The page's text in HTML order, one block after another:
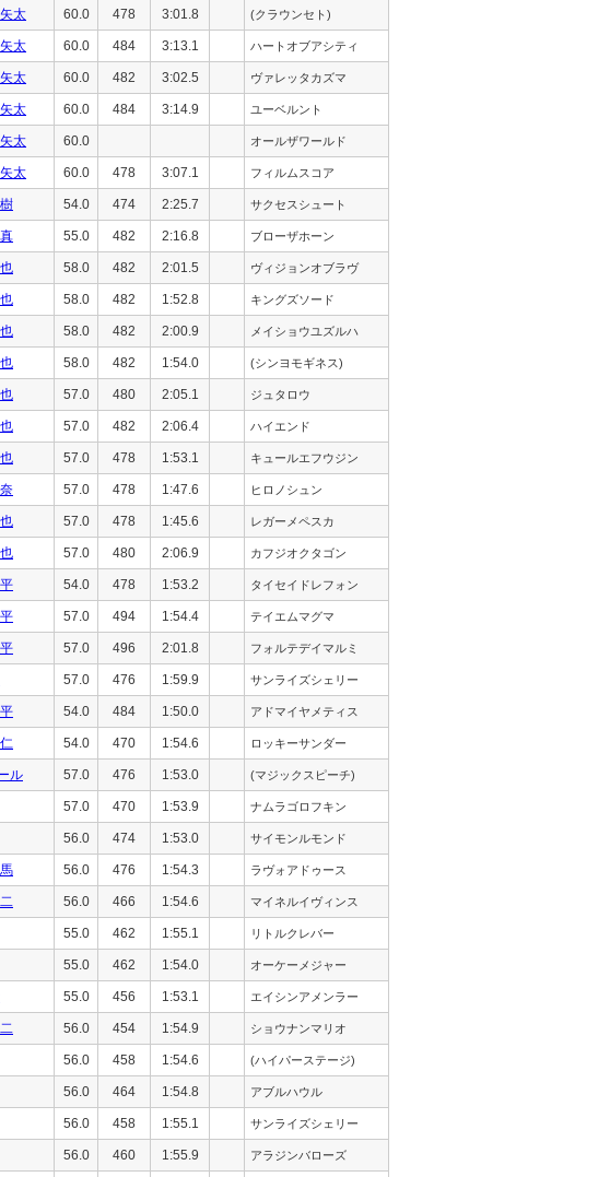
太 60.0 478 3:01.8 (クラウンセト)
太 60.0 484 3:13.1 ハートオブアシティ
太 60.0 482 3:02.5 ヴァレッタカズマ
太 60.0 484 3:14.9 ユーベルント
太 60.0 オールザワールド
太 60.0 478 3:07.1 フィルムスコア
54.0 474 2:25.7 サクセスシュート
55.0 482 2:16.8 ブローザホーン
58.0 482 2:01.5 ヴィジョンオブラヴ
58.0 482 1:52.8 キングズソード
58.0 482 2:00.9 メイショウユズルハ
58.0 482 1:54.0 (シンヨモギネス)
57.0 480 2:05.1 ジュタロウ
57.0 482 2:06.4 ハイエンド
57.0 478 1:53.1 キュールエフウジン
57.0 478 1:47.6 ヒロノシュン
57.0 478 1:45.6 レガーメペスカ
57.0 480 2:06.9 カフジオクタゴン
54.0 478 1:53.2 タイセイドレフォン
57.0 494 1:54.4 テイエムマグマ
57.0 496 2:01.8 フォルテデイマルミ
57.0 476 1:59.9 サンライズシェリー
54.0 484 1:50.0 アドマイヤメティス
54.0 470 1:54.6 ロッキーサンダー
ル 57.0 476 1:53.0 (マジックスピーチ)
57.0 470 1:53.9 ナムラゴロフキン
56.0 474 1:53.0 サイモンルモンド
56.0 476 1:54.3 ラヴォアドゥース
56.0 466 1:54.6 マイネルイヴィンス
55.0 462 1:55.1 リトルクレバー
55.0 462 1:54.0 オーケーメジャー
55.0 456 1:53.1 エイシンアメンラー
56.0 454 1:54.9 ショウナンマリオ
56.0 458 1:54.6 (ハイパーステージ)
56.0 464 1:54.8 アブルハウル
56.0 458 1:55.1 サンライズシェリー
56.0 460 1:55.9 アラジンバローズ